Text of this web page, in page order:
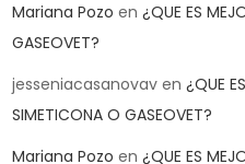
Mariana Pozo en ¿QUE ES
GASEOVET?
jesseniacasanovav en ¿QUE
SIMETICONA O GASEOVET?
Mariana Pozo en ¿QUE ES